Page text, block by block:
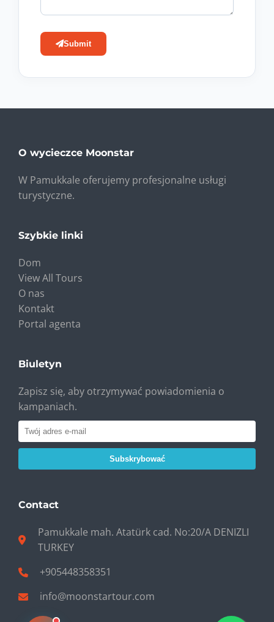
Submit
O wycieczce Moonstar
W Pamukkale oferujemy profesjonalne usługi
turystyczne.
Szybkie linki
Dom
View All Tours
O nas
Kontakt
Portal agenta
Biuletyn
Zapisz się, aby otrzymywać powiadomienia o
kampaniach.
Subskrybować
Contact
Pamukkale mah. Atatürk cad. No:20/A DENIZLI
TURKEY
+905448358351
info@moonstartour.com